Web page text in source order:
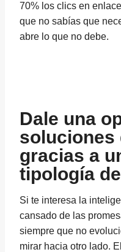
70% los clics en
que no sabías que
abre lo que no debe.
Dale una
soluciones
gracias a
tipología
Si te interesa la
cansado de las
siempre que no
mirar hacia otro lado.